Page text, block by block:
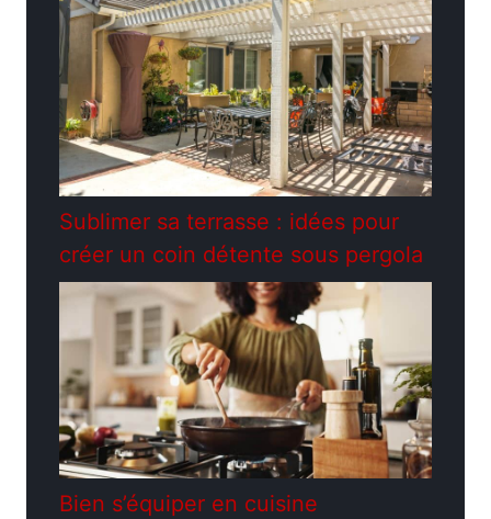
Sublimer sa terrasse : idées pour
créer un coin détente sous pergola
Bien s’équiper en cuisine